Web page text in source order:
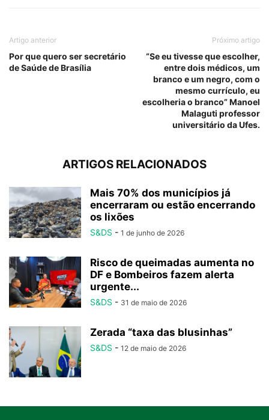
Artigo anterior
Por que quero ser secretário
de Saúde de Brasília
Próximo artigo
“Se eu tivesse que escolher,
entre dois médicos, um
branco e um negro, com o
mesmo currículo, eu
escolheria o branco” Manoel
Malaguti professor
universitário da Ufes.
ARTIGOS RELACIONADOS
Mais 70% dos municípios já
encerraram ou estão encerrando
os lixões
S&DS - 1 de junho de 2026
Risco de queimadas aumenta no
DF e Bombeiros fazem alerta
urgente...
S&DS - 31 de maio de 2026
Zerada “taxa das blusinhas”
S&DS - 12 de maio de 2026